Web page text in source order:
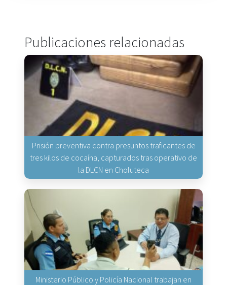
Publicaciones relacionadas
Prisión preventiva contra presuntos traficantes de
tres kilos de cocaína, capturados tras operativo de
la DLCN en Choluteca
Ministerio Público y Policía Nacional trabajan en